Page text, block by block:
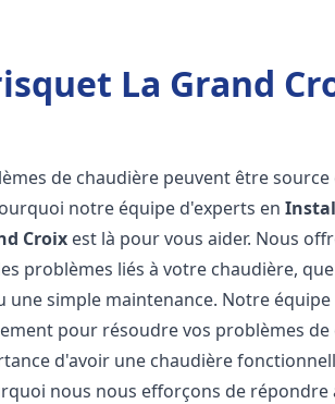
La Grand
de chaudière peuvent être source
notre équipe d'experts en
Croix est là pour vous aider. Nous
problèmes liés à votre chaudière,
simple maintenance. Notre équipe
pour résoudre vos problèmes de
d'avoir une chaudière
nous nous efforçons de répondre